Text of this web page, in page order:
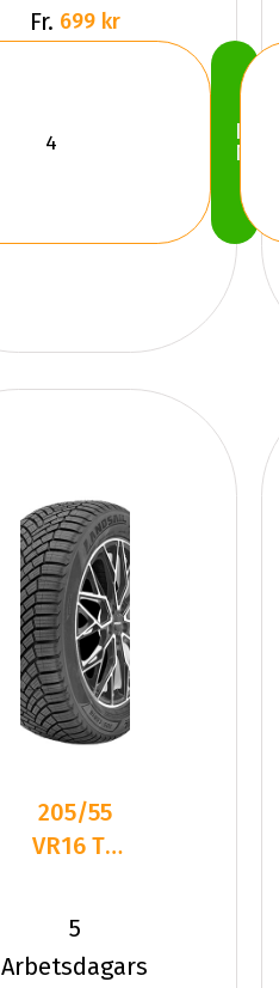
Fr. 699 kr
Köp
Nu
205/55
VR16 TL
LANDSAIL
4-
SEASONS
5
Arbetsdagars